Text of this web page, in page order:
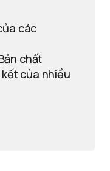
các
chất
kết của nhiều